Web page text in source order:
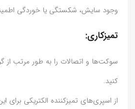
وجود سایش، شکستگی یا خوردگی
تمیزکاری:
سوکت‌ها و اتصالات را به طور مرتب از
کنید.
از اسپری‌های تمیزکننده الکتریکی برای